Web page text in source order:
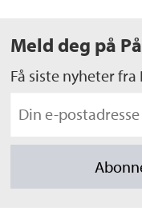
Meld deg på
Få siste nyheter